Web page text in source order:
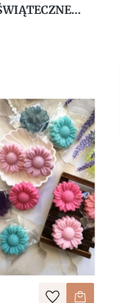
Narodzenie
- niebieska